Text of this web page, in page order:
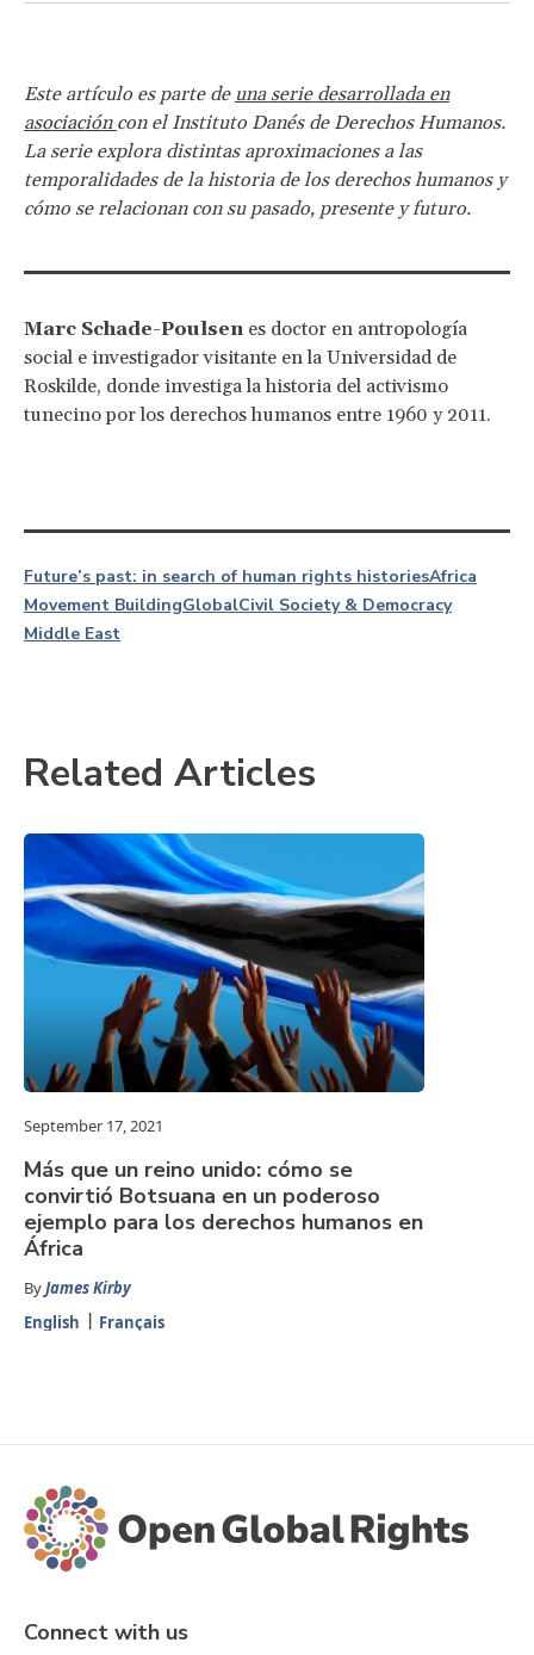
Este artículo es parte de una serie desarrollada en
asociación con el Instituto Danés de Derechos Humanos.
La serie explora distintas aproximaciones a las
temporalidades de la historia de los derechos humanos y
cómo se relacionan con su pasado, presente y futuro.
Marc Schade-Poulsen es doctor en antropología
social e investigador visitante en la Universidad de
Roskilde, donde investiga la historia del activismo
tunecino por los derechos humanos entre 1960 y 2011.
Future’s past: in search of human rights historiesAfrica
Movement BuildingGlobalCivil Society & Democracy
Middle East
Related Articles
September 17, 2021
Más que un reino unido: cómo se
convirtió Botsuana en un poderoso
ejemplo para los derechos humanos en
África
ByJames Kirby
English
Français
Connect with us